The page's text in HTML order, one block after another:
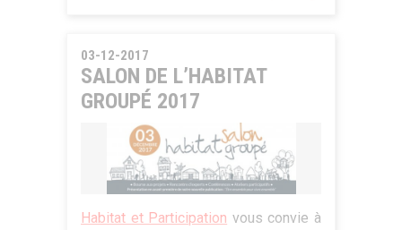
rencontres sur le thème
Solidaires ».
Inscription et programme complet
disponible ICI.
03-12-2017
SALON DE L’HABITAT
GROUPÉ 2017
Habitat et Participation vous convie à